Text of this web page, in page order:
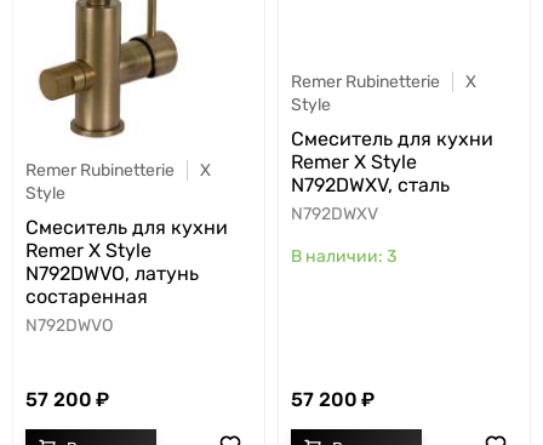
Remer Rubinetterie
X
Style
Cмеситель для кухни
Remer X Style
N792DWVO, латунь
состаренная
N792DWVO
57 200
Remer Rubinetterie
X
Style
Cмеситель для кухни
Remer X Style
N792DWXV, сталь
N792DWXV
3
57 200